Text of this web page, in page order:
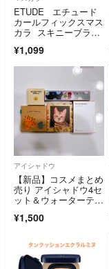
ETUDE エチュード
カールフィックスマス
カラ スキニーブラッ
¥1,099
アイシャドウ
【新品】コスメまとめ
売り アイシャドウ4セ
ット＆ウォーターティ
¥1,500